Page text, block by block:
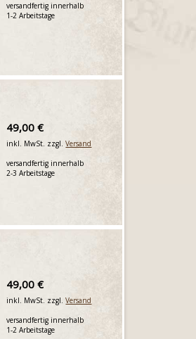
versandfertig innerhalb
1-2 Arbeitstage
49,00 €
inkl. MwSt. zzgl.Versand
versandfertig innerhalb
2-3 Arbeitstage
49,00 €
inkl. MwSt. zzgl.Versand
versandfertig innerhalb
1-2 Arbeitstage